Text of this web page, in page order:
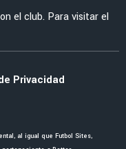
el club. Para visitar el
Privacidad
al igual que Futbol Sites,